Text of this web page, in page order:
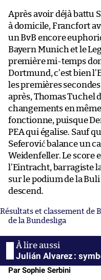
Après avoir déjà battu
à domicile, Francfort
un BvB encore
Bayern Munich et le
première mi-temps
Dortmund, c’est bien
les premières
après, Thomas Tuchel
changements en
fonctionne, puisque
PEA qui égalise. Sauf
Seferović balance un
Weidenfeller. Le score
l’Eintracht, barragiste
sur le podium de la
descend.
Résultats et classement de
de la Bundesliga
Julián Alvarez :
Par Sophie Serbini